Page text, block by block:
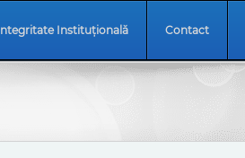
Instituțională Contact